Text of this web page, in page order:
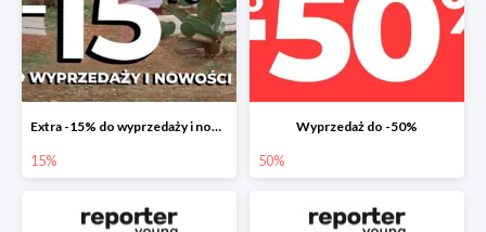
Extra -15% do wyprzedaży i nowości
15%
Wyprzedaż do -50%
50%